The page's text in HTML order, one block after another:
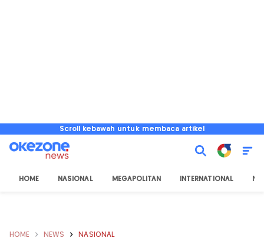
Scroll kebawah untuk membaca artikel
HOME NASIONAL MEGAPOLITAN INTERNATIONAL
HOME NEWS NASIONAL